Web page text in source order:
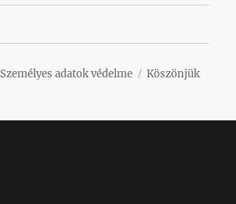
Személyes adatok védelme
Köszönjük